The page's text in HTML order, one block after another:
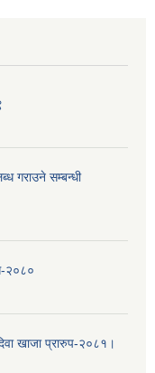
गराउने सम्बन्धी
२०८०
खाजा प्रारुप-२०८१।